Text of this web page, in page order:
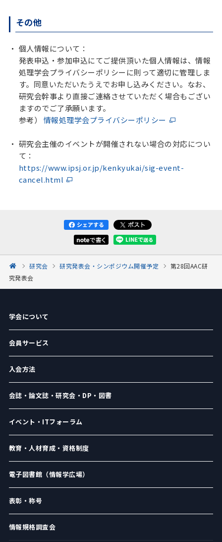
その他
個人情報について：
発表申込・参加申込にてご提供頂いた個人情報は、情報
処理学会プライバシーポリシーに則って適切に管理しま
す。同意いただいたうえでお申し込みください。なお、
研究会幹事より直接ご連絡させていただく場合もござい
ますのでご了承願います。
参考） 情報処理学会プライバシーポリシー
研究会主催のイベントが開催されない場合の対応につい
て：
https://www.ipsj.or.jp/kenkyukai/sig-event-
cancel.html
研究会 研究発表会・シンポジウム開催予定
第28回AAC研
究発表会
学会について
会員サービス
入会方法
会誌・論文誌・研究会・DP・図書
イベント・ITフォーラム
教育・人材育成・資格制度
電子図書館（情報学広場）
表彰・称号
情報規格調査会